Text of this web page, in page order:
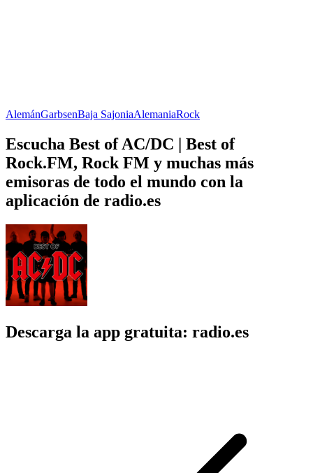
AlemánGarbsenBaja SajoniaAlemaniaRock
Escucha Best of AC/DC | Best of
Rock.FM, Rock FM y muchas más
emisoras de todo el mundo con la
aplicación de radio.es
Descarga la app gratuita: radio.es